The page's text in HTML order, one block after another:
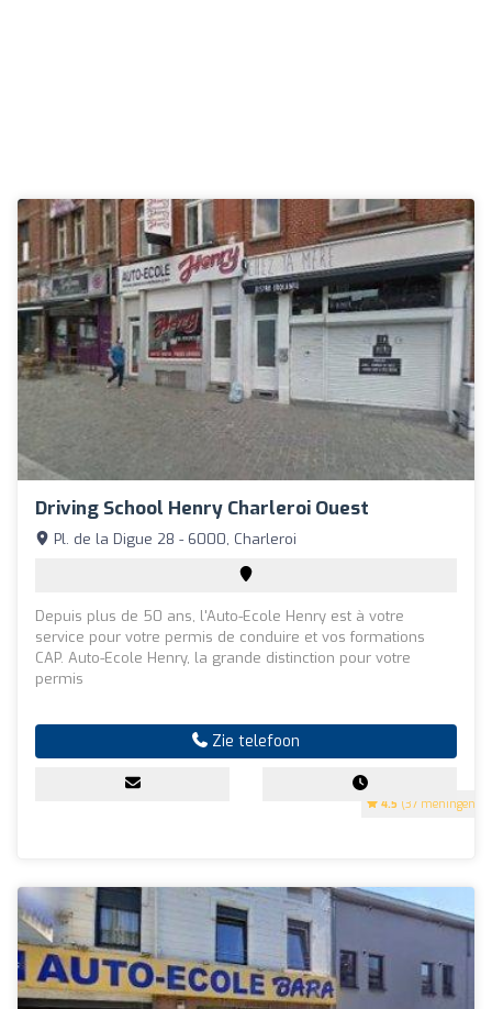
Driving School Henry Charleroi Ouest
4.5 (37 meningen)
Pl. de la Digue 28 - 6000, Charleroi
Depuis plus de 50 ans, l'Auto-Ecole Henry est à votre
service pour votre permis de conduire et vos formations
CAP. Auto-Ecole Henry, la grande distinction pour votre
permis
Zie telefoon